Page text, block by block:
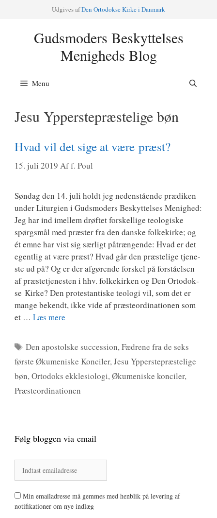
Udgi­ves afDen Orto­dok­se Kir­ke i Danmark
Gudsmoders Beskyttelses
Menigheds Blog
Menu
Jesu Ypperstepræstelige bøn
Hvad vil det sige at være præst?
15. juli 2019 Aff. Poul
Søn­dag den 14. juli holdt jeg neden­stå­en­de præ­di­ken
under Litur­gi­en i Guds­mo­ders Beskyt­tel­ses Menig­hed:
Jeg har ind imel­lem drøf­tet for­skel­li­ge teo­lo­gi­ske
spørgs­mål med præ­ster fra den dan­ske fol­kekir­ke; og
ét emne har vist sig sær­ligt påtræn­gen­de: Hvad er det
egent­lig at være præst? Hvad går den præ­ste­li­ge tje­ne­
ste ud på? Og er der afgø­ren­de for­skel på for­stå­el­sen
af præ­ste­tje­ne­sten i hhv. fol­kekir­ken og Den Orto­dok­
se Kir­ke? Den pro­te­stan­ti­ske teo­lo­gi vil, som det er
man­ge bekendt, ikke vide af præ­ste­o­r­di­na­tio­nen som
et … Læs mere
Tags
Den apostolske succession,Fædrene fra de seks
første Økumeniske Konciler, Jesu Ypperstepræstelige
bøn, Ortodoks ekklesiologi, Økumeniske konciler,
Præsteordinationen
Følg bloggen via email
Min emailadresse må gemmes med henblik på levering af
notifikationer om nye indlæg